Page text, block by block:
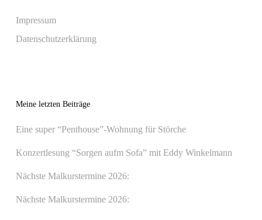
Impressum
Datenschutzerklärung
Meine letzten Beiträge
Eine super “Penthouse”-Wohnung für Störche
Konzertlesung “Sorgen aufm Sofa” mit Eddy Winkelmann
Nächste Malkurstermine 2026:
Nächste Malkurstermine 2026: